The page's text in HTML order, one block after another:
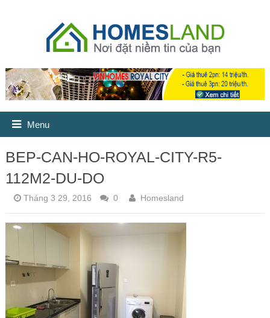
Menu
BEP-CAN-HO-ROYAL-CITY-R5-
112M2-DU-DO
Tháng 3 29, 2016 0 Homesland